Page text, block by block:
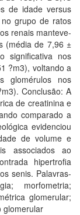
de idade versus
grupo de ratos
renais manteve-
(média de 7,96 ±
significativa nos
?m3), voltando a
glomérulos nos
Conclusão: A
de creatinina e
comparado a
evidenciou
de volume e
associados ao
hipertrofia
senis. Palavras-
morfometria;
glomerular;
glomerular